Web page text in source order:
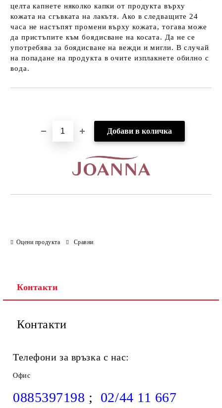
целта капнете няколко капки от продукта върху
кожата на сгъвката на лакътя. Ако в следващите 24
часа не настъпят промени върху кожата, тогава може
да пристъпите към боядисване на косата. Да не се
употребява за боядисване на вежди и мигли. В случай
на попадане на продукта в очите изплакнете обилно с
вода.
Оцени продукта Сравни
Контакти
Контакти
Телефони за връзка с нас:
Офис
0885397198 ; 02/44 11 667